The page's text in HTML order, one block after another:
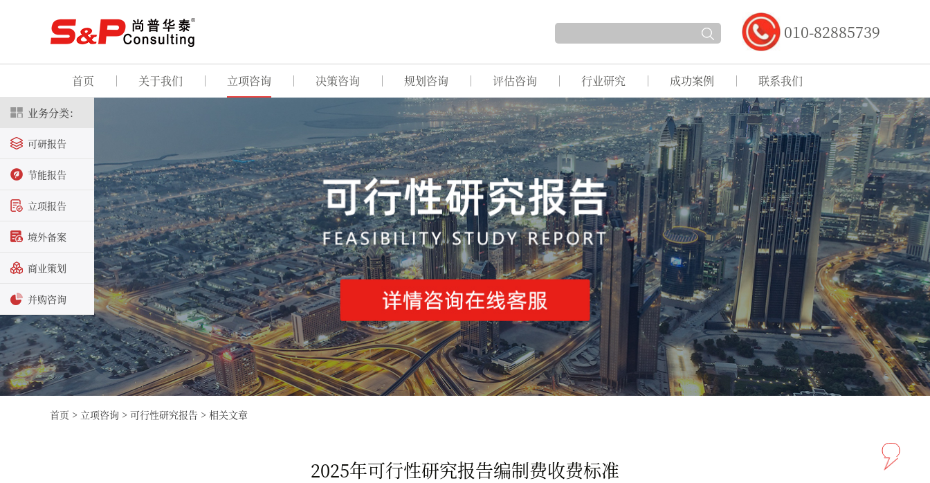
业务分类：
可研报告
节能报告
立项报告
境外备案
商业策划
并购咨询
010-82885739
首页 关于我们 立项咨询 决策咨询 规划咨询 评估咨询 行业研究 成功案例 联系我们
首页 > 立项咨询 > 可行性研究报告 > 相关文章
2025年可行性研究报告编制费收费标准